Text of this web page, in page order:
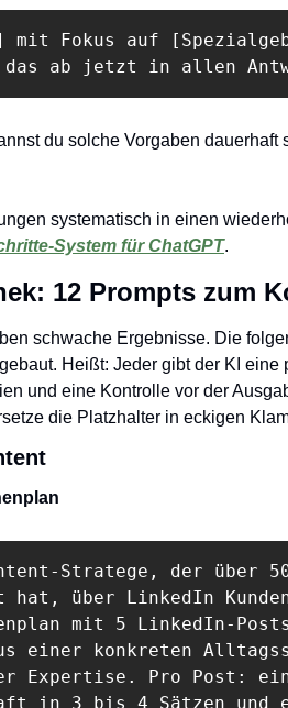
mit Fokus auf
das ab jetzt in allen
du solche Vorgaben
systematisch in einen
System für ChatGPT.
12 Prompts zum
schwache Ergebnisse. Die
Heißt: Jeder gibt der KI
und eine Kontrolle vor der
die Platzhalter in eckigen
Stratege, der über 50
über LinkedIn
mit 5 LinkedIn-
einer konkreten
Expertise. Pro Post: ein
in 3 bis 4 Sätzen